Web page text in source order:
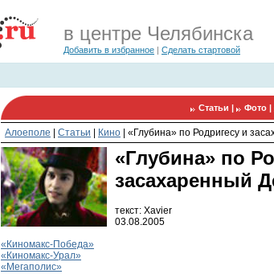
в центре Челябинска
Добавить в избранное | Сделать стартовой
Статьи | Фото |
Алоеполе Статьи Кино «Глубина» по Родригесу и
«Глубина» по
засахаренный
текст: Xavier
03.08.2005
«Киномакс-Победа»
«Киномакс-Урал»
«Мегаполис»